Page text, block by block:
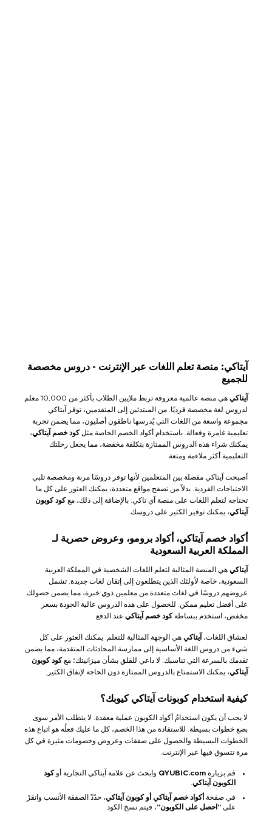
آيتاكي: منصة تعلم اللغات عبر الإنترنت - دروس مخصصة
للجميع
آيتاكي
هي منصة عالمية معروفة تربط ملايين الطلاب بأكثر من 10,000 معلم
لدروس لغة مخصصة فرديًا. من المبتدئين إلى المتقدمين، توفر آيتاكي
مجموعة واسعة من اللغات التي يُدرسها ناطقون أصليون، مما يضمن تجربة
تعليمية غامرة وفعالة. باستخدام أكواد الخصم الخاصة مثلكود خصم آيتاكي،
يمكنك شراء هذه الدروس الممتازة بتكلفة مخفضة، مما يجعل رحلتك
التعليمية أكثر ملاءمة ومتعة.
أصبحت آيتاكي مفضلة بين المتعلمين لأنها توفر دروسًا مرنة ومخصصة تلبي
الاحتياجات الفردية. بدلاً من تصفح مواقع متعددة، يمكنك العثور على كل ما
تحتاجه لتعلم اللغات على منصة آي تاكي. بالإضافة إلى ذلك، معكود كوبون
آيتاكي، يمكنك توفير الكثير على دروسك.
أكواد خصم آيتاكي، أكواد برومو، وعروض حصرية لـ
المملكة العربية السعودية
آيتاكي هي المنصة المثالية لتعلم اللغات الشخصية في المملكة العربية
السعودية، خاصة لأولئك الذين يتطلعون إلى إتقان لغات جديدة. تشمل
عروضهم دروسًا في لغات متعددة من معلمين ذوي خبرة، مما يضمن حصولك
على أفضل تعليم ممكن. للحصول على هذه الدروس عالية الجودة بسعر
مخفض، استخدم ببساطةكود خصم آيتاكي عند الدفع.
لعشاق اللغات، آيتاكي هي الوجهة المثالية للتعلم. يمكنك العثور على كل
شيء من دروس اللغة الأساسية إلى ممارسة المحادثات المتقدمة، مما يضمن
تقدمك بالسرعة التي تناسبك. لا داعي للقلق بشأن ميزانيتك؛ معكود كوبون
آيتاكي، يمكنك الاستمتاع بالدروس الممتازة دون الحاجة لإنفاق الكثير.
كيفية استخدام كوبونات آيتاكي كيوبك؟
لا يجب أن يكون استخدامُ أكواد الكوبون عملية معقدة. لا يتطلب الأمر سوى
بضع خطوات بسيطة. للاستفادة من هذا الخصم، كل ما عليك فعلُه هو اتباع هذه
الخطوات البسيطة والحصول على صفقات وعروض وخصومات مثيرة في كل
مرة تتسوق فيها عبر الإنترنت.
قم بزيارة QYUBIC.com وابحث عن علامة آيتاكي التجارية أوكود
الكوبون آيتاكي
في صفحة أكواد خصم آيتاكي أو كوبون آيتاكي، حدّدْ الصفقة الأنسب وانقرْ
على "احصل على الكوبون"، فيتم نسخ الكود.